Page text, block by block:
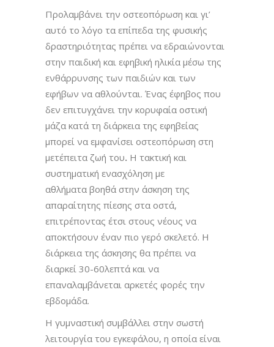
Προλαμβάνει την οστεοπόρωση και γι’
αυτό το λόγο τα επίπεδα της φυσικής
δραστηριότητας πρέπει να εδραιώνονται
στην παιδική και εφηβική ηλικία μέσω της
ενθάρρυνσης των παιδιών και των
εφήβων να αθλούνται. Ένας έφηβος που
δεν επιτυγχάνει την κορυφαία οστική
μάζα κατά τη διάρκεια της εφηβείας
μπορεί να εμφανίσει οστεοπόρωση στη
μετέπειτα ζωή του. Η τακτική και
συστηματική ενασχόληση με
αθλήματα βοηθά στην άσκηση της
απαραίτητης πίεσης στα οστά,
επιτρέποντας έτσι στους νέους να
αποκτήσουν έναν πιο γερό σκελετό. Η
διάρκεια της άσκησης θα πρέπει να
διαρκεί 30-60λεπτά και να
επαναλαμβάνεται αρκετές φορές την
εβδομάδα.
Η γυμναστική συμβάλλει στην σωστή
λειτουργία του εγκεφάλου, η οποία είναι